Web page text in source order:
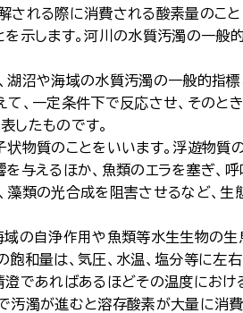
される際に消費される酸素量のこと
示します。河川の水質汚濁の一般
湖沼や海域の水質汚濁の一般的指標
、一定条件下で反応させ、そのと
したものです。
物質のことをいいます。浮遊物質
与えるほか、魚類のエラを塞ぎ、呼
藻類の光合成を阻害させるなど、生
の自浄作用や魚類等水生生物の生
和量は、気圧、水温、塩分等に左
澄であればあるほどその温度におけ
汚濁が進むと溶存酸素が大量に消